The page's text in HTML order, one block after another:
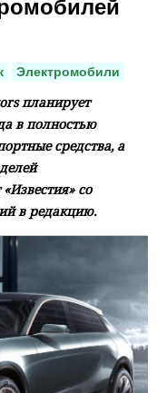
Электромобили
планирует
в полностью
средства, а
со
в редакцию.